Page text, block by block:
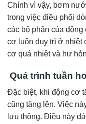
Chính vì vậy, bơm
trong việc điều phối
các bộ phận của
cơ luôn duy trì ở nhiệt
cơ quá nhiệt và hư
Quá trình tuần
Đặc biệt, khi động cơ
cũng tăng lên. Việc
lưu thông. Điều này